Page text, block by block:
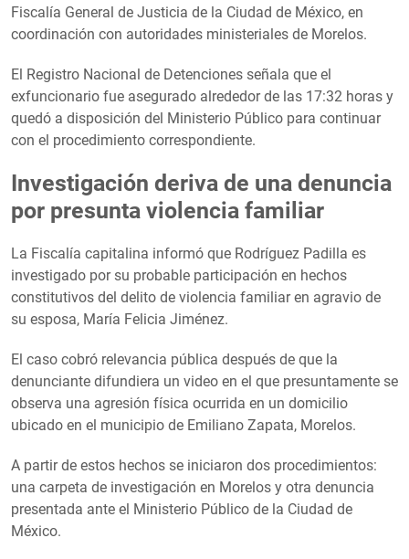
Fiscalía General de Justicia de la Ciudad de México, en
coordinación con autoridades ministeriales de Morelos.
El Registro Nacional de Detenciones señala que el
exfuncionario fue asegurado alrededor de las 17:32 horas y
quedó a disposición del Ministerio Público para continuar
con el procedimiento correspondiente.
Investigación deriva de una denuncia
por presunta violencia familiar
La Fiscalía capitalina informó que Rodríguez Padilla es
investigado por su probable participación en hechos
constitutivos del delito de violencia familiar en agravio de
su esposa, María Felicia Jiménez.
El caso cobró relevancia pública después de que la
denunciante difundiera un video en el que presuntamente se
observa una agresión física ocurrida en un domicilio
ubicado en el municipio de Emiliano Zapata, Morelos.
A partir de estos hechos se iniciaron dos procedimientos:
una carpeta de investigación en Morelos y otra denuncia
presentada ante el Ministerio Público de la Ciudad de
México.